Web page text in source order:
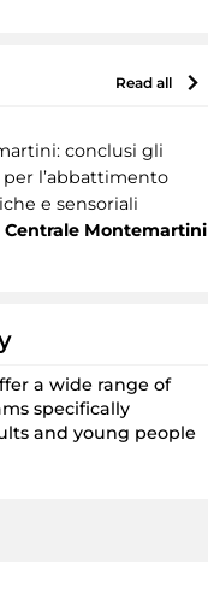
read all
conclusi gli
l’abbattimento
e sensoriali
Centrale Montemartini
a wide range of
specifically
and young people